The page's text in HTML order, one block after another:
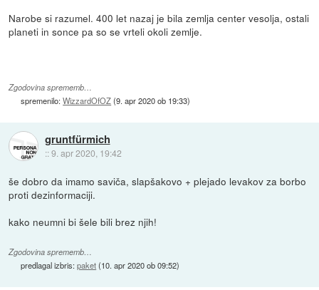
Narobe si razumel. 400 let nazaj je bila zemlja center vesolja, ostali
planeti in sonce pa so se vrteli okoli zemlje.
Zgodovina sprememb…
spremenilo:WizzardOfOZ(9. apr 2020 ob 19:33)
gruntfürmich
::9. apr 2020, 19:42
še dobro da imamo saviča, slapšakovo + plejado levakov za borbo
proti dezinformaciji.
kako neumni bi šele bili brez njih!
Zgodovina sprememb…
predlagal izbris:paket(10. apr 2020 ob 09:52)